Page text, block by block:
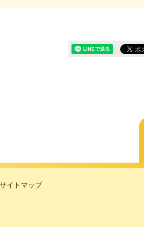
サイトマップ